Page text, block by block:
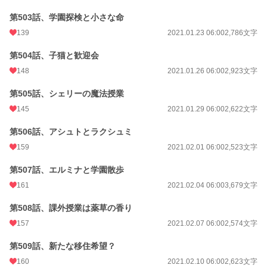
第503話、学園探検と小さな命
139 2021.01.23 06:002,786文字
第504話、子猫と歓迎会
148 2021.01.26 06:002,923文字
第505話、シェリーの魔法授業
145 2021.01.29 06:002,622文字
第506話、アシュトとラクシュミ
159 2021.02.01 06:002,523文字
第507話、エルミナと学園散歩
161 2021.02.04 06:003,679文字
第508話、課外授業は薬草の香り
157 2021.02.07 06:002,574文字
第509話、新たな移住希望？
160 2021.02.10 06:002,623文字